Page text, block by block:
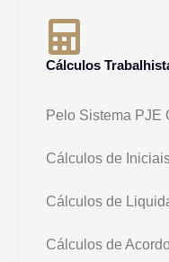
Cálculos
Pelo Sistema PJE
Cálculos de
Cálculos de
Cálculos de